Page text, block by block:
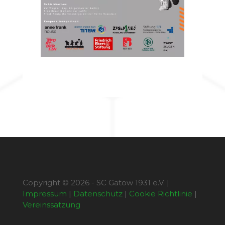
Copyright © 2026 - SC Gatow 1931 e.V. |
Impressum | Datenschutz| Cookie Richtlinie |
Vereinssatzung